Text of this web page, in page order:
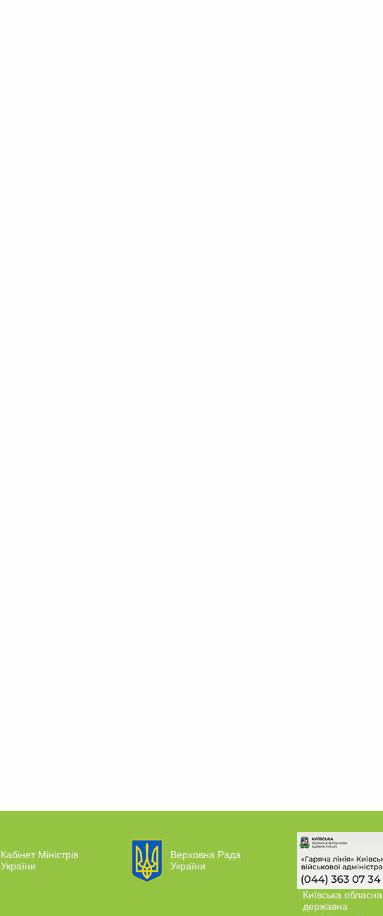
Кабінет Міністрів
України
Верховна Рада
України
Київська обласна
державна